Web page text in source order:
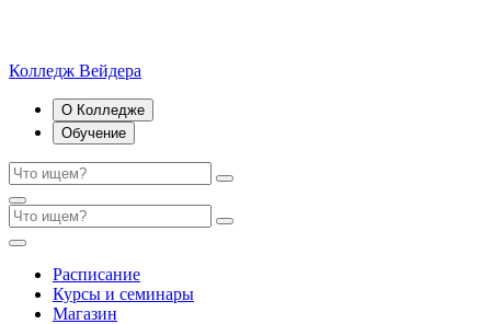
Колледж Вейдера
О Колледже
Обучение
Расписание
Курсы и семинары
Магазин